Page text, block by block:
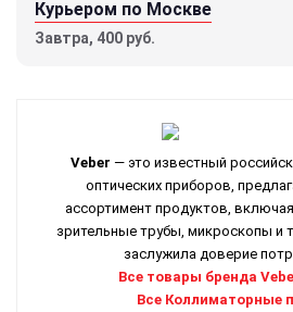
Курьером по Москве
Завтра, 400 руб.
Veber — это известный
оптических приборов,
ассортимент продуктов,
зрительные трубы, микроскопы и
заслужила доверие
Все товары бренда
Все Коллиматорные